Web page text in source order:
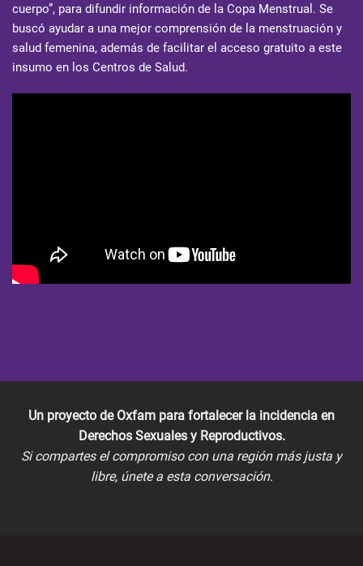
cuerpo”, para difundir información de la Copa Menstrual. Se
buscó ayudar a una mejor comprensión de la menstruación y
salud femenina, además de facilitar el acceso gratuito a este
insumo en los Centros de Salud.
Un proyecto de Oxfam para fortalecer la incidencia en
Derechos Sexuales y Reproductivos.
Si compartes el compromiso con una región más justa y
libre, únete a esta conversación.